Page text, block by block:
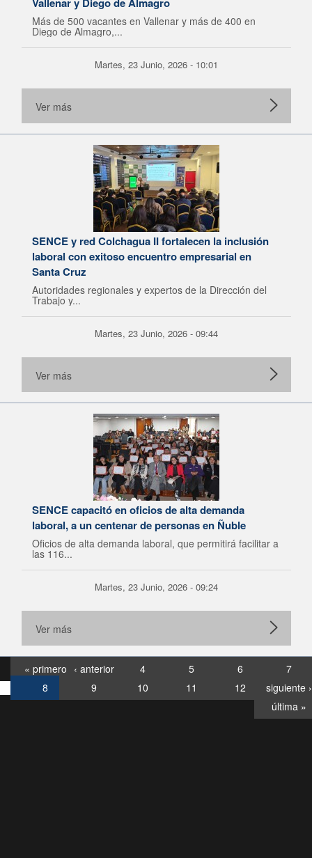
Más de 500 vacantes en Vallenar y más de 400 en
Diego de Almagro,...
Martes, 23 Junio, 2026 - 10:01
Ver más
SENCE y red Colchagua II fortalecen la inclusión
laboral con exitoso encuentro empresarial en
Santa Cruz
Autoridades regionales y expertos de la Dirección del
Trabajo y...
Martes, 23 Junio, 2026 - 09:44
Ver más
SENCE capacitó en oficios de alta demanda
laboral, a un centenar de personas en Ñuble
Oficios de alta demanda laboral, que permitirá facilitar a
las 116...
Martes, 23 Junio, 2026 - 09:24
Ver más
« primero ‹ anterior 4 5 6
7
8
9 10 11 12
siguiente ›
última »